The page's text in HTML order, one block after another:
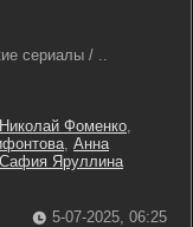
сериалы / ..
Николай Фоменко,
, Анна
Сафия Яруллина
5-07-2025, 06:25